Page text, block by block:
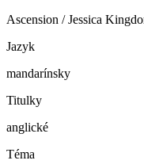
Ascension / Jessica
Jazyk
mandarínsky
Titulky
anglické
Téma